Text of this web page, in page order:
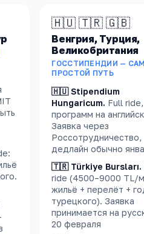
🇭🇺 🇹🇷 🇬🇧
Венгрия, Турция,
Великобритания
ГОССТИПЕНДИИ —
ПРОСТОЙ ПУТЬ
🇭🇺 Stipendium
Hungaricum. Full
программ на
Заявка через
Россотрудничество,
дедлайн обычно
🇹🇷 Türkiye Bursları.
ride (4500–9000 TL/
жильё + перелёт +
турецкого). Заявка
принимается на
20 февраля